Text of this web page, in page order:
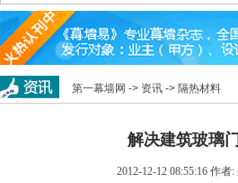
第一幕墙网 -> 资讯 -> 隔热材料
解决建筑玻璃
2012-12-12 08:55:16 作者